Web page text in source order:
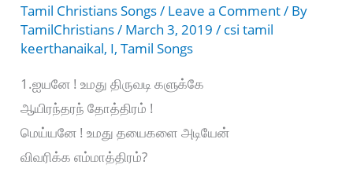
Tamil Christians Songs/ Leave a Comment/ By
TamilChristians/ March 3, 2019/ csi tamil
keerthanaikal, I,Tamil Songs
1.ஐயனே ! உமது திருவடி களுக்கே
ஆயிரந்தரந் தோத்திரம் !
மெய்யனே ! உமது தயைகளை அடியேன்
விவரிக்க எம்மாத்திரம்?